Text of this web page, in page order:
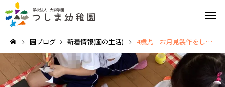
園ブログ 新着情報(園の生活) 4歳児 お月見製作をしたよ！